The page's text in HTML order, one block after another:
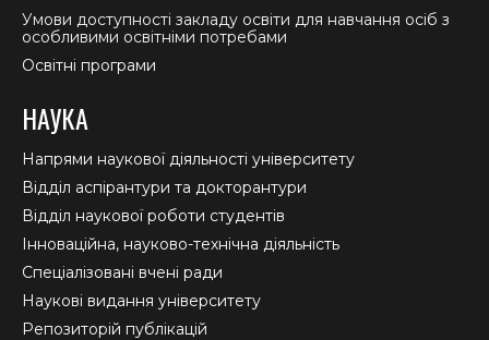
Умови доступності закладу освіти для навчання осіб з
особливими освітніми потребами
Освітні програми
НАУКА
Напрями наукової діяльності університету
Відділ аспірантури та докторантури
Відділ наукової роботи студентів
Інноваційна, науково-технічна діяльність
Спеціалізовані вчені ради
Наукові видання університету
Репозиторій публікацій